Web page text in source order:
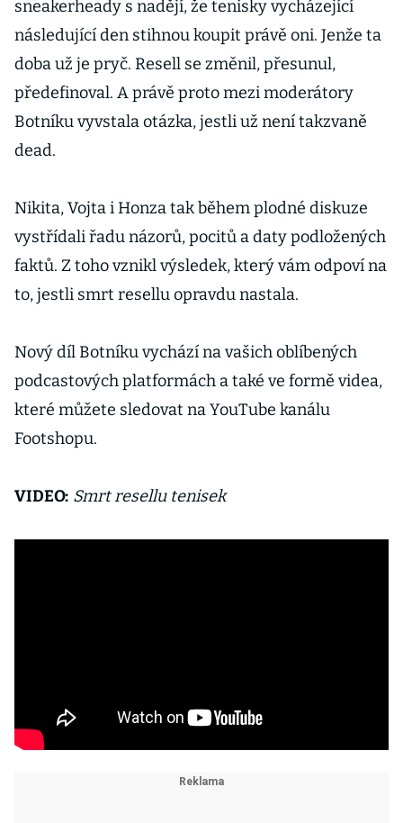
sneakerheady s nadějí, že tenisky vycházející
následující den stihnou koupit právě oni. Jenže ta
doba už je pryč. Resell se změnil, přesunul,
předefinoval. A právě proto mezi moderátory
Botníku vyvstala otázka, jestli už není takzvaně
dead.
Nikita, Vojta i Honza tak během plodné diskuze
vystřídali řadu názorů, pocitů a daty podložených
faktů. Z toho vznikl výsledek, který vám odpoví na
to, jestli smrt resellu opravdu nastala.
Nový díl Botníku vychází na vašich oblíbených
podcastových platformách a také ve formě videa,
které můžete sledovat na YouTube kanálu
Footshopu.
VIDEO: Smrt resellu tenisek